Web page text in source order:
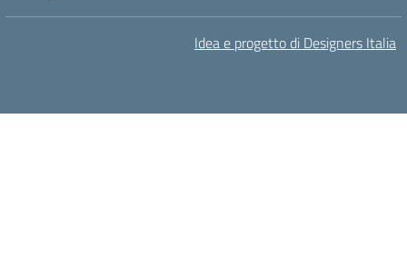
Idea e progetto di Designers Italia